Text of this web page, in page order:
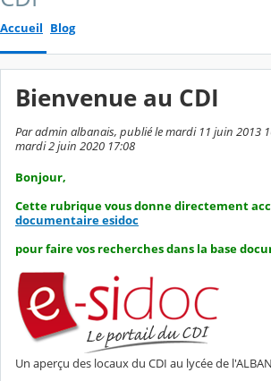
Accueil Blog
Bienvenue au CDI
Par admin albanais, publié le mardi 11 juin 2013
mardi 2 juin 2020 17:08
Bonjour,
Cette rubrique vous donne directement
documentaire esidoc
pour faire vos recherches dans la base
Un aperçu des locaux du CDI au lycée de